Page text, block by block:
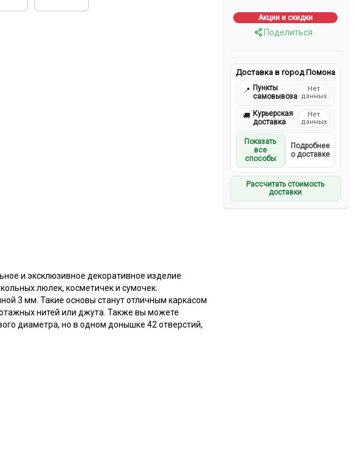
Акции и скидки
Поделиться
Доставка в город Помона
📍 Пункты
самовывоза
Нет
данных
🚚 Курьерская
доставка
Нет
данных
Показать
все
способы
Подробнее
о доставке
Рассчитать стоимость
доставки
и эксклюзивное декоративное изделие
люлек, косметичек и сумочек.
3 мм. Такие основы станут отличным каркасом
нитей или джута. Также вы можете
диаметра, но в одном донышке 42 отверстий,